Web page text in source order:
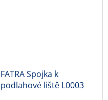
FATRA Spojka k
podlahové liště L0003